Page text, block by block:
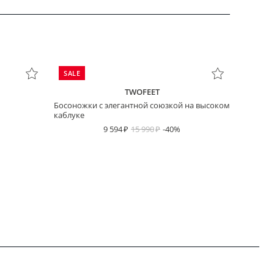
SALE
TWOFEET
Босоножки с элегантной союзкой на высоком
каблуке
9 594
15 990 -40%